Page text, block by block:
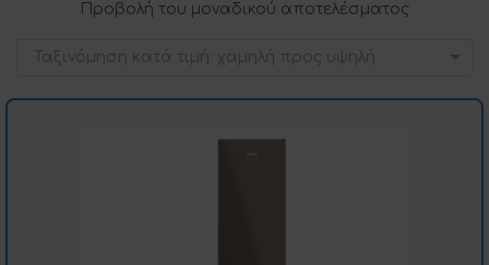
Προβολή του μοναδικού αποτελέσματος
Ταξινόμηση κατά τιμή: χαμηλή προς υψηλή